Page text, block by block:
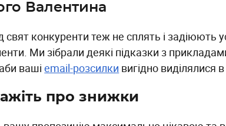
Валентина
свят конкуренти теж не сплять і задіюють
Ми зібрали деякі підказки з
вашіemail-розсилки вигідно виділялися
про знижки